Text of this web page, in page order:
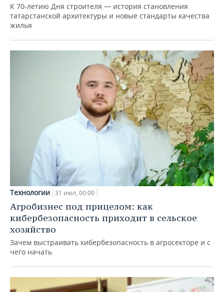
К 70-летию Дня строителя — история становления
татарстанской архитектуры и новые стандарты качества
жилья
Технологии 31 июл, 00:00
Агробизнес под прицелом: как
кибербезопасность приходит в сельское
хозяйство
Зачем выстраивать кибербезопасность в агросекторе и с
чего начать